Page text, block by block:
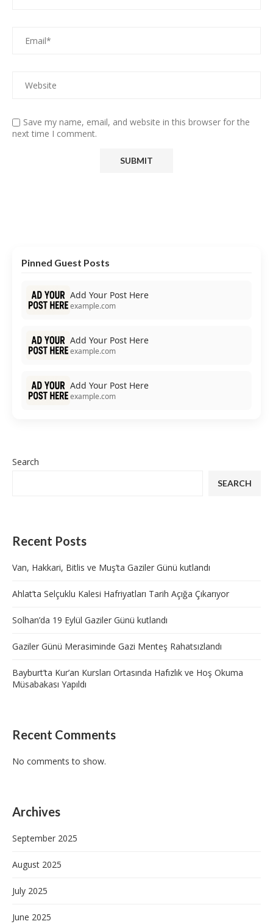
Save my name, email, and website in this browser for the
next time I comment.
Pinned Guest Posts
Add Your Post Here
example.com
Add Your Post Here
example.com
Add Your Post Here
example.com
Search
SEARCH
Recent Posts
Van, Hakkari, Bitlis ve Muş’ta Gaziler Günü kutlandı
Ahlat’ta Selçuklu Kalesi Hafriyatları Tarih Açığa Çıkarıyor
Solhan’da 19 Eylül Gaziler Günü kutlandı
Gaziler Günü Merasiminde Gazi Menteş Rahatsızlandı
Bayburt’ta Kur’an Kursları Ortasında Hafızlık ve Hoş Okuma
Müsabakası Yapıldı
Recent Comments
No comments to show.
Archives
September 2025
August 2025
July 2025
June 2025